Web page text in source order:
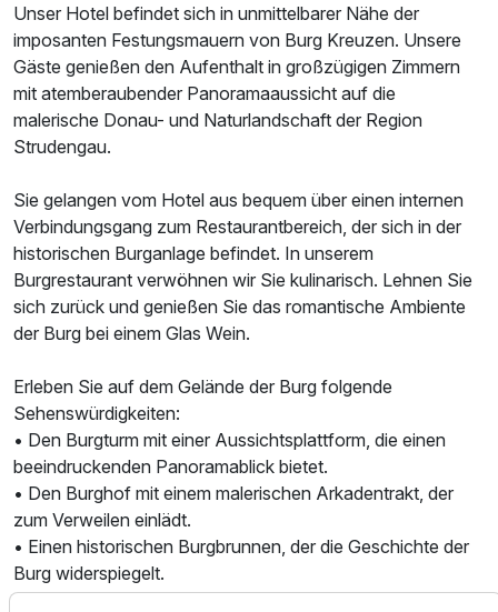
Ausstattung
Für 2 Tage
Unser Hotel befindet sich in unmittelbarer Nähe der
imposanten Festungsmauern von Burg Kreuzen. Unsere
Gäste genießen den Aufenthalt in großzügigen Zimmern
mit atemberaubender Panoramaaussicht auf die
malerische Donau- und Naturlandschaft der Region
Strudengau.
Sie gelangen vom Hotel aus bequem über einen internen
Verbindungsgang zum Restaurantbereich, der sich in der
historischen Burganlage befindet. In unserem
Burgrestaurant verwöhnen wir Sie kulinarisch. Lehnen Sie
sich zurück und genießen Sie das romantische Ambiente
der Burg bei einem Glas Wein.
Erleben Sie auf dem Gelände der Burg folgende
Sehenswürdigkeiten:
• Den Burgturm mit einer Aussichtsplattform, die einen
beeindruckenden Panoramablick bietet.
• Den Burghof mit einem malerischen Arkadentrakt, der
zum Verweilen einlädt.
• Einen historischen Burgbrunnen, der die Geschichte der
Burg widerspiegelt.
• Eine Sonnenuhr aus dem Jahr 1523, die noch immer ihre